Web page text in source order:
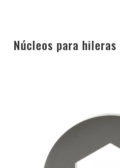
Núcleos para hileras